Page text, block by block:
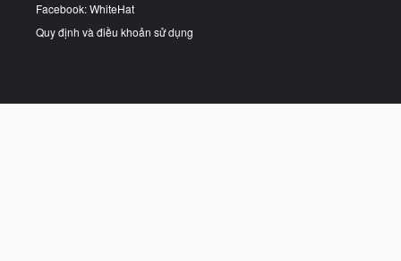
Facebook: WhiteHat
Quy định và điều khoản sử dụng